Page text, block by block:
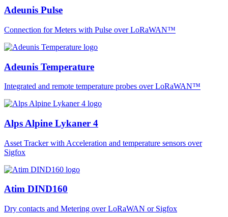
Adeunis Pulse
Connection for Meters with Pulse over LoRaWAN™
Adeunis Temperature
Integrated and remote temperature probes over LoRaWAN™
Alps Alpine Lykaner 4
Asset Tracker with Acceleration and temperature sensors over
Sigfox
Atim DIND160
Dry contacts and Metering over LoRaWAN or Sigfox